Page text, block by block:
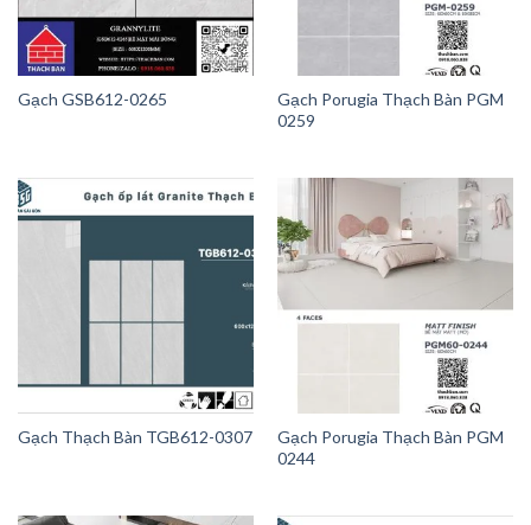
Gạch GSB612-0265
Gạch Porugia Thạch Bàn PGM
0259
Gạch Thạch Bàn TGB612-0307
Gạch Porugia Thạch Bàn PGM
0244